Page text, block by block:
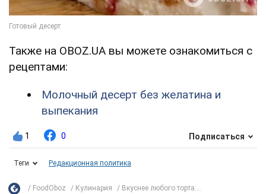
Также на OBOZ.UA вы можете ознакомиться с
рецептами:
Молочный десерт без желатина и
выпекания
1 0 Подписаться
Теги Редакционная политика
FoodOboz Кулинария Вкуснее любого торта:...